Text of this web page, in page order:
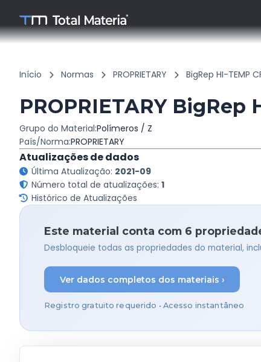
Início Normas PROPRIETARY BigRep HI-TEMP
PROPRIETARY BigRep
Grupo do Material:Polímeros / Z
País/Norma:PROPRIETARY
Atualizações de dados
Última Atualização: 2021-09
Número total de atualizações: 1
Histórico de Atualizações
Este material conta com 6
Desbloqueie todas as propriedades do material,
Ver dados completos dos materiais ›
Registro gratuito requerido • Acesso instantâneo